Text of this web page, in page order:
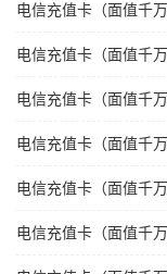
电信充值卡（面值千
电信充值卡（面值千
电信充值卡（面值千
电信充值卡（面值千
电信充值卡（面值千
电信充值卡（面值千